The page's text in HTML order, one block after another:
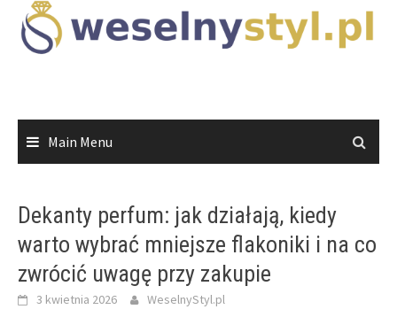
content
Main Menu
Dekanty perfum: jak działają, kiedy
warto wybrać mniejsze flakoniki i na co
zwrócić uwagę przy zakupie
3 kwietnia 2026 WeselnyStyl.pl